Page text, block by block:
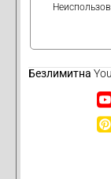
Безлимитна